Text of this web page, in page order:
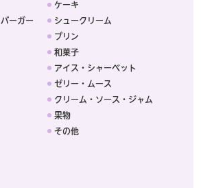
ーガー
ケーキ
シュークリーム
プリン
和菓子
アイス・シャーベット
ゼリー・ムース
クリーム・ソース・ジャム
果物
その他